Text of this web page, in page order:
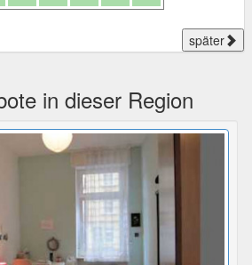
später
in dieser Region